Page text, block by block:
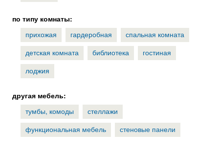
по типу комнаты:
прихожая
гардеробная
спальная комната
детская комната
библиотека
гостиная
лоджия
другая мебель:
тумбы, комоды
стеллажи
функциональная мебель
стеновые панели